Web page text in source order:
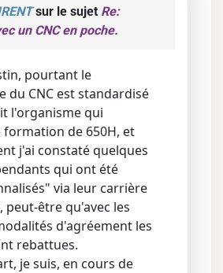
sur le sujet Re:
un CNC en poche.
pourtant le
du CNC est standardisé
l'organisme qui
formation de 650H, et
j'ai constaté quelques
qui ont été
via leur carrière
peut-être qu'avec les
d'agréement les
rebattues.
je suis, en cours de